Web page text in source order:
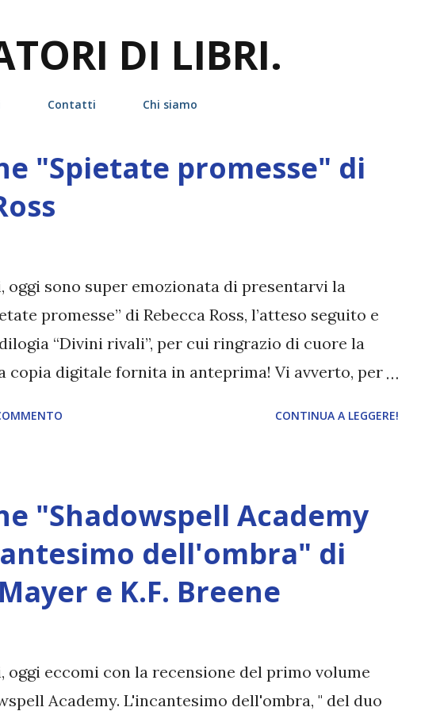
DI LIBRI.
Contatti Chi siamo
"Spietate promesse" di
sono super emozionata di presentarvi la
promesse” di Rebecca Ross, l’atteso seguito e
“Divini rivali”, per cui ringrazio di cuore la
copia digitale fornita in anteprima! Vi avverto, per
Andrea Cresti "Dopo aver vissuto in prima persona
Iris è finalmente tornata a casa, ma la vita
settimane, l’esercito di Dacre continua ad
verso Oath, mentre i suoi abitanti, ostili e diffidenti
CONTINUA A LEGGERE!
"Shadowspell Academy
dell'ombra" di
e K.F. Breene
eccomi con la recensione del primo volume
Academy. L'incantesimo dell'ombra, " del duo